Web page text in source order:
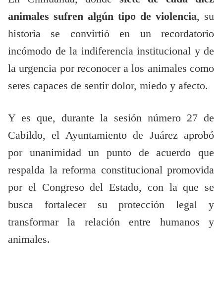
animales sufren algún tipo de violencia, su
historia se convirtió en un recordatorio
incómodo de la indiferencia institucional y de
la urgencia por reconocer a los animales como
seres capaces de sentir dolor, miedo y afecto.
Y es que, durante la sesión número 27 de
Cabildo, el Ayuntamiento de Juárez aprobó
por unanimidad un punto de acuerdo que
respalda la reforma constitucional promovida
por el Congreso del Estado, con la que se
busca fortalecer su protección legal y
transformar la relación entre humanos y
animales.